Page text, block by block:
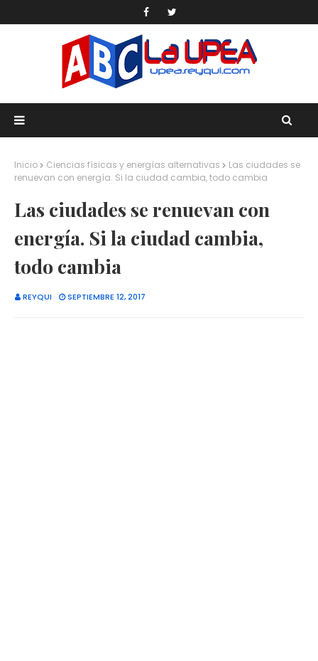
Inicio Ciencias físicas y energías alternativas
Las ciudades se
renuevan con energía. Si la ciudad cambia, todo cambia
Las ciudades se renuevan con
energía. Si la ciudad cambia,
todo cambia
REYQUI SEPTIEMBRE 12, 2017